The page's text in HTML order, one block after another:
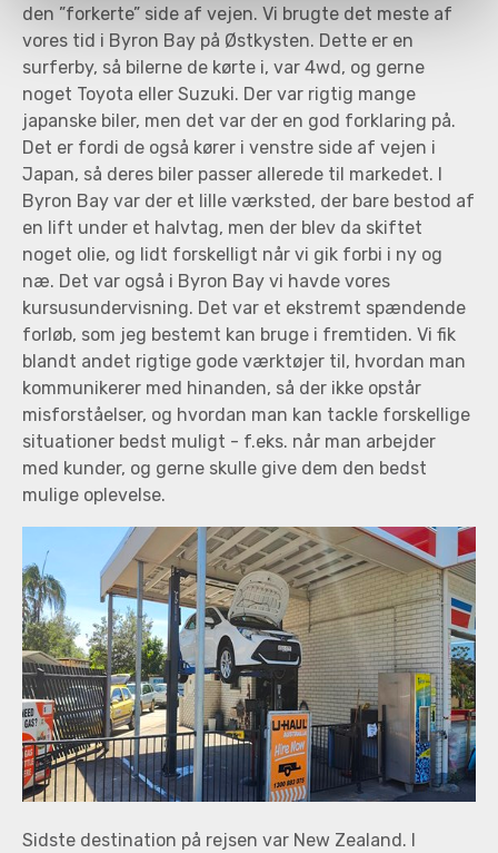
den ”forkerte” side af vejen. Vi brugte det meste af
vores tid i Byron Bay på Østkysten. Dette er en
surferby, så bilerne de kørte i, var 4wd, og gerne
noget Toyota eller Suzuki. Der var rigtig mange
japanske biler, men det var der en god forklaring på.
Det er fordi de også kører i venstre side af vejen i
Japan, så deres biler passer allerede til markedet. I
Byron Bay var der et lille værksted, der bare bestod af
en lift under et halvtag, men der blev da skiftet
noget olie, og lidt forskelligt når vi gik forbi i ny og
næ. Det var også i Byron Bay vi havde vores
kursusundervisning. Det var et ekstremt spændende
forløb, som jeg bestemt kan bruge i fremtiden. Vi fik
blandt andet rigtige gode værktøjer til, hvordan man
kommunikerer med hinanden, så der ikke opstår
misforståelser, og hvordan man kan tackle forskellige
situationer bedst muligt - f.eks. når man arbejder
med kunder, og gerne skulle give dem den bedst
mulige oplevelse.
Sidste destination på rejsen var New Zealand. I